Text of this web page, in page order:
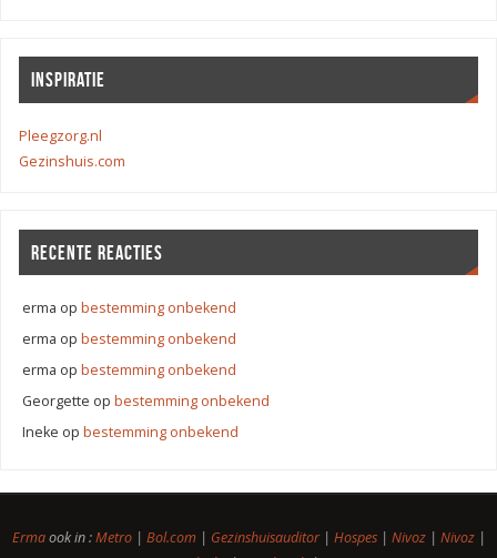
INSPIRATIE
Pleegzorg.nl
Gezinshuis.com
RECENTE REACTIES
erma opbestemming onbekend
erma opbestemming onbekend
erma opbestemming onbekend
Georgette opbestemming onbekend
Ineke opbestemming onbekend
Ermaook in :Metro| Bol.com| Gezinshuisauditor| Hospes| Nivoz| Nivoz|